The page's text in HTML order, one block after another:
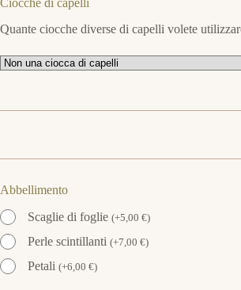
Ciocche di capelli
Quante ciocche diverse di capelli volete
Abbellimento
Scaglie di foglie (+5,00 €)
Perle scintillanti (+7,00 €)
Petali (+6,00 €)